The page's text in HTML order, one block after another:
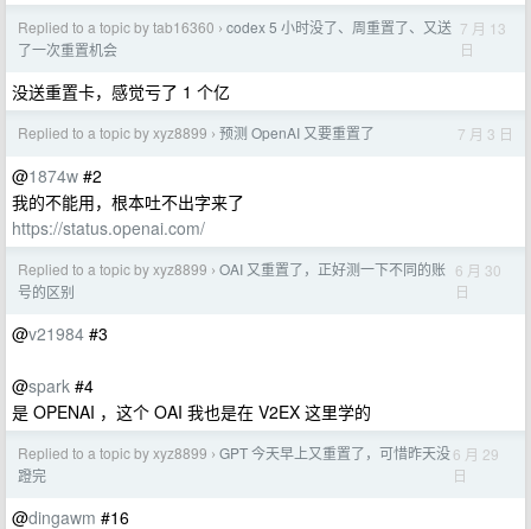
Replied to a topic by tab16360 › codex 5 小时没了、周重置了、又送
了一次重置机会
7 月 13
日
没送重置卡，感觉亏了 1 个亿
Replied to a topic by xyz8899 › 预测 OpenAI 又要重置了 7 月 3 日
@1874w #2
我的不能用，根本吐不出字来了
https://status.openai.com/
Replied to a topic by xyz8899 › OAI 又重置了，正好测一下不同的账
号的区别
6 月 30
日
@v21984 #3
@spark #4
是 OPENAI ，这个 OAI 我也是在 V2EX 这里学的
Replied to a topic by xyz8899 › GPT 今天早上又重置了，可惜昨天没
蹬完
6 月 29
日
@dingawm #16